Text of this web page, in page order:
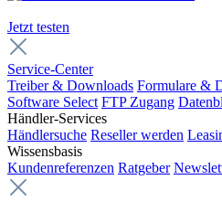
Jetzt testen
Service-Center
Treiber & Downloads Formulare &
Software Select FTP Zugang
Händler-Services
Händlersuche Reseller werden
Wissensbasis
Kundenreferenzen Ratgeber